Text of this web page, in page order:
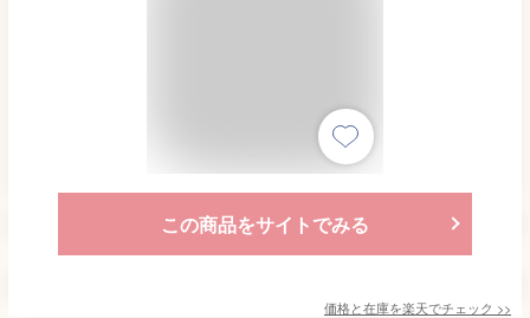
この商品をサイトでみる
価格と在庫を楽天でチェック >>